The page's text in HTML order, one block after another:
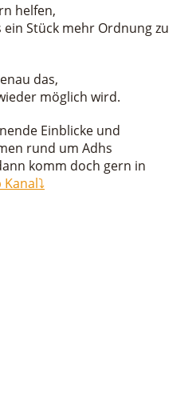
helfen,
Stück mehr Ordnung zu
das,
möglich wird.
Einblicke und
rund um Adhs
komm doch gern in